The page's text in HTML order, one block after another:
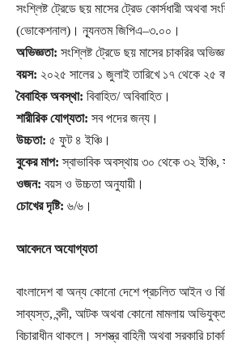
সংশ্লিষ্ট ট্রেডে ছয় মাসের ট্রেড কোর্সধারী অথবা
(ভোকেশনাল)। ন্যূনতম জিপিএ–৩.০০।
অভিজ্ঞতা: সংশ্লিষ্ট ট্রেডে ছয় মাসের চাকরির
বয়স: ২০২৫ সালের ১ জুলাই তারিখে ১৭ থেকে ২৫
বৈবাহিক অবস্থা: বিবাহিত/ অবিবাহিত।
শারীরিক যোগ্যতা: সব পদের জন্য।
উচ্চতা: ৫ ফুট ৪ ইঞ্চি।
বুকের মাপ: স্বাভাবিক অবস্থায় ৩০ থেকে ৩২ ইঞ্চি,
ওজন: বয়স ও উচ্চতা অনুযায়ী।
চোখের দৃষ্টি: ৬/৬।
আবেদনে অযোগ্যতা
বাংলাদেশ বা অন্য কোনো দেশে প্রচলিত আইন ও
সাব্যস্ত, বন্দী, আটক অথবা কোনো মামলায় অভিযুক্ত
বিচারাধীন থাকলে। সশস্ত্র বাহিনী অথবা সরকারি